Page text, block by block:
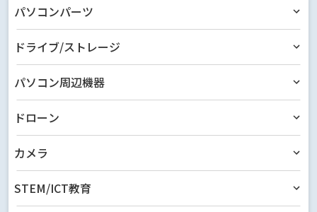
パソコンパーツ
ドライブ/ストレージ
パソコン周辺機器
ドローン
カメラ
STEM/ICT教育